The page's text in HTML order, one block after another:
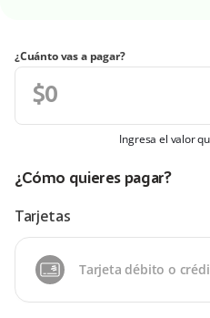
¿Cuánto vas a pagar?
Ingresa el valor
¿Cómo quieres pagar?
Tarjetas
Tarjeta débito o